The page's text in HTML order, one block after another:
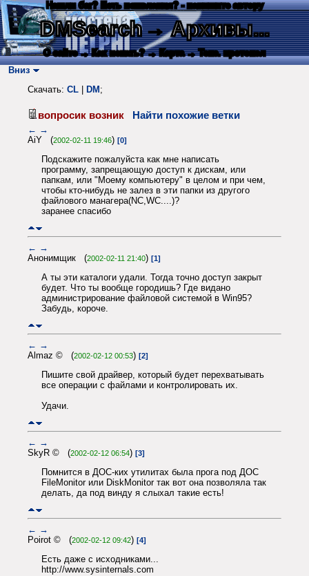
Нашли баг? Есть пожелания? - напишите автору
DMSearch→ Архивы...
О сайте → Как искать? → Карта → Текс. протокол
Вниз
Скачать: CL DM ;
вопросик возник Найти похожие ветки
← →
AiY (2002-02-11 19:46) [0]
Подскажите пожалуйста как мне написать
программу, запрещающую доступ к дискам, или
папкам, или "Моему компьютеру" в целом и при чем,
чтобы кто-нибудь не залез в эти папки из другого
файлового манагера(NC,WC....)?
заранее спасибо
← →
Анонимщик (2002-02-11 21:40) [1]
А ты эти каталоги удали. Тогда точно доступ закрыт
будет. Что ты вообще городишь? Где видано
администрирование файловой системой в Win95?
Забудь, короче.
← →
Almaz © (2002-02-12 00:53) [2]
Пишите свой драйвер, который будет перехватывать
все операции с файлами и контролировать их.
Удачи.
← →
SkyR © (2002-02-12 06:54) [3]
Помнится в ДОС-ких утилитах была прога под ДОС
FileMonitor или DiskMonitor так вот она позволяла так
делать, да под винду я слыхал такие есть!
← →
Poirot © (2002-02-12 09:42) [4]
Есть даже с исходниками...
http://www.sysinternals.com